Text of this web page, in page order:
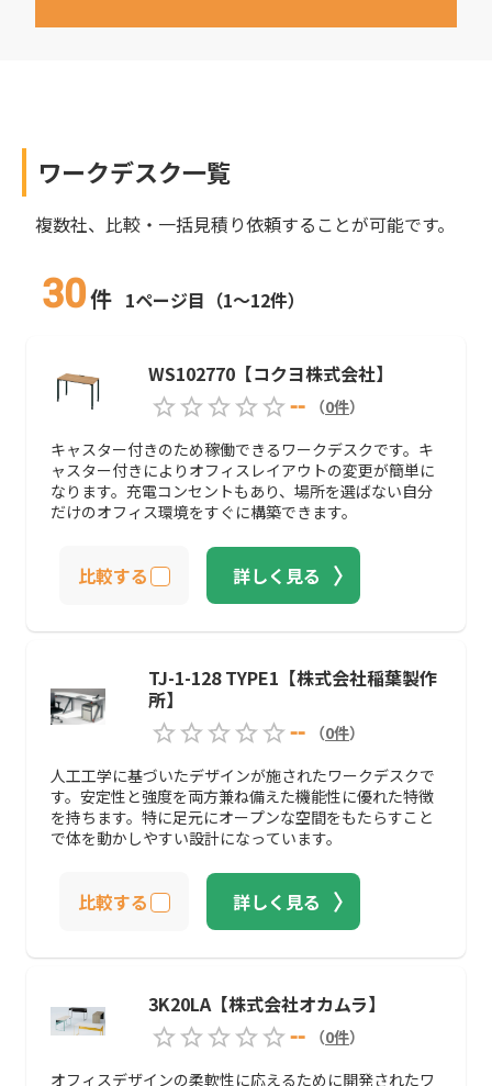
ワークデスク一覧
複数社、比較・一括見積り依頼することが可能です。
30件 1ページ目（1～12件）
WS102770【コクヨ株式会社】
--
（0件）
キャスター付きのため稼働できるワークデスクです。キ
ャスター付きによりオフィスレイアウトの変更が簡単に
なります。充電コンセントもあり、場所を選ばない自分
だけのオフィス環境をすぐに構築できます。
比較する 詳しく見る
TJ-1-128 TYPE1【株式会社稲葉製作
所】
--
（0件）
人工工学に基づいたデザインが施されたワークデスクで
す。安定性と強度を両方兼ね備えた機能性に優れた特徴
を持ちます。特に足元にオープンな空間をもたらすこと
で体を動かしやすい設計になっています。
比較する 詳しく見る
3K20LA【株式会社オカムラ】
--
（0件）
オフィスデザインの柔軟性に応えるために開発されたワ